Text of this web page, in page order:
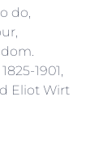
do,
1901,
Eliot Wirt